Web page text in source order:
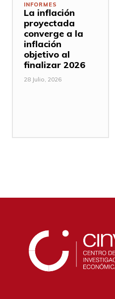
INFORMES
La inflación
proyectada
converge a la
inflación
objetivo al
finalizar 2026
28 Julio, 2026